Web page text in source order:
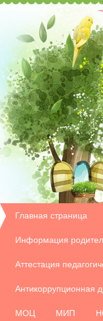
Главная страница
Информация
Аттестация
Антикоррупционная
МОЦ МИП